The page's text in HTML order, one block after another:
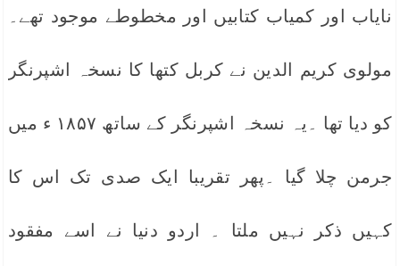
نایاب اور کمیاب کتابیں اور مخطوطے موجود تھے۔
مولوی کریم الدین نے کربل کتھا کا نسخہ اشپرنگر
کو دیا تھا ۔یہ نسخہ اشپرنگر کے ساتھ ۱۸۵۷ ء میں
جرمن چلا گیا ۔پھر تقریبا ایک صدی تک اس کا
کہیں ذکر نہیں ملتا ۔ اردو دنیا نے اسے مفقود